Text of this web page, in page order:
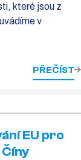
které jsou z
v
PŘEČÍST
EU pro